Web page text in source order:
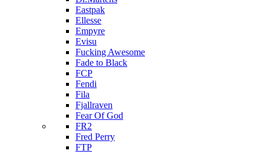
Eastpak
Ellesse
Empyre
Evisu
Fucking Awesome
Fade to Black
FCP
Fendi
Fila
Fjallraven
Fear Of God
FR2
Fred Perry
FTP